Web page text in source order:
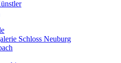
Schloss Neuburg